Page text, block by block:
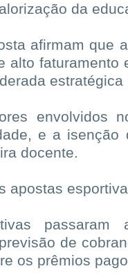
da
afirmam que
alto
envolvidos
e a
docente.
apostas
de
os prêmios